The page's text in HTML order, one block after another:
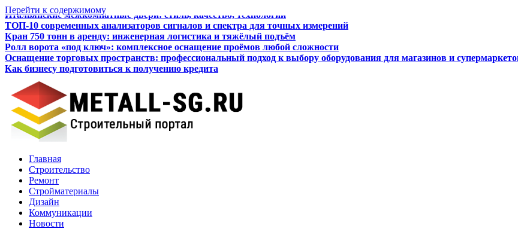
Перейти к содержимому
ТОП-10 современных анализаторов сигналов и спектра для точных измерений
Кран 750 тонн в аренду: инженерная логистика и тяжёлый подъём
Ролл ворота «под ключ»: комплексное оснащение проёмов любой сложности
Оснащение торговых пространств: профессиональный подход к выбору оборудования для магазинов и супермаркетов
Как бизнесу подготовиться к получению кредита
Итальянские межкомнатные двери: стиль, качество, технологии
Главная
Строительство
Ремонт
Стройматериалы
Дизайн
Коммуникации
Новости